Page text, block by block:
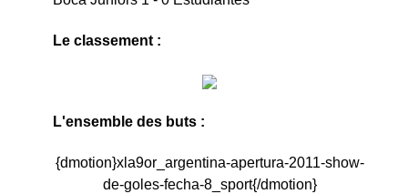
Le classement :
L'ensemble des buts :
{dmotion}xla9or_argentina-apertura-2011-show-
de-goles-fecha-8_sport{/dmotion}